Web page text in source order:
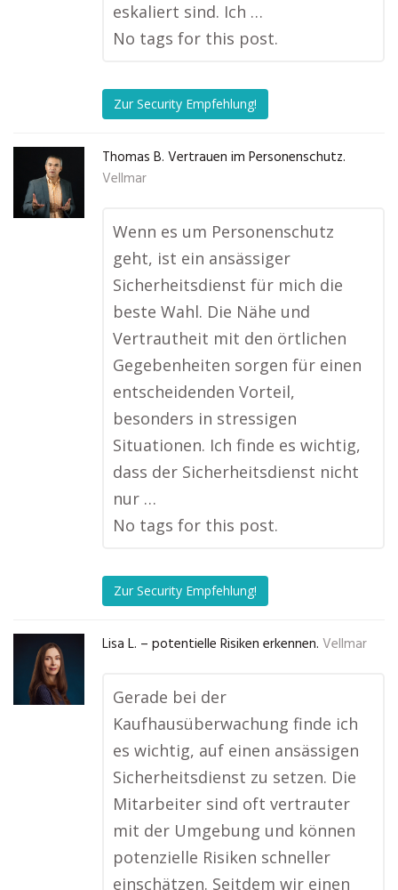
eskaliert sind. Ich …
No tags for this post.
Zur Security Empfehlung!
Thomas B. Vertrauen im Personenschutz.
Vellmar
Wenn es um Personenschutz
geht, ist ein ansässiger
Sicherheitsdienst für mich die
beste Wahl. Die Nähe und
Vertrautheit mit den örtlichen
Gegebenheiten sorgen für einen
entscheidenden Vorteil,
besonders in stressigen
Situationen. Ich finde es wichtig,
dass der Sicherheitsdienst nicht
nur …
No tags for this post.
Zur Security Empfehlung!
Lisa L. – potentielle Risiken erkennen. Vellmar
Gerade bei der
Kaufhausüberwachung finde ich
es wichtig, auf einen ansässigen
Sicherheitsdienst zu setzen. Die
Mitarbeiter sind oft vertrauter
mit der Umgebung und können
potenzielle Risiken schneller
einschätzen. Seitdem wir einen